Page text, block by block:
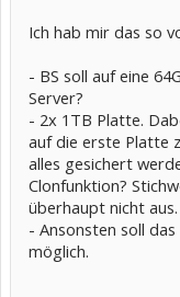
Ich hab mir das so
- BS soll auf eine
Server?
- 2x 1TB Platte.
auf die erste Platte
alles gesichert
Clonfunktion?
überhaupt nicht aus.
- Ansonsten soll
möglich.